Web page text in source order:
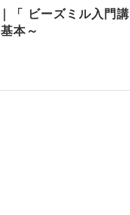
「 ビーズミル入門講
本～